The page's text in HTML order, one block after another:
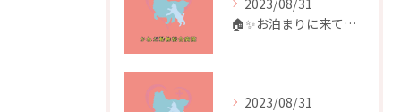
2023/08/31
🏠✨️お泊まりに来てくれたお友達✨️🏠
2023/08/31